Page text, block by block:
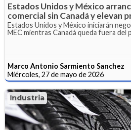
Estados Unidos y México
comercial sin Canadá y elevan
Estados Unidos y México iniciarán
MEC mientras Canadá queda fuera del
Marco Antonio Sarmiento Sanchez
Miércoles, 27 de mayo de 2026
Industria